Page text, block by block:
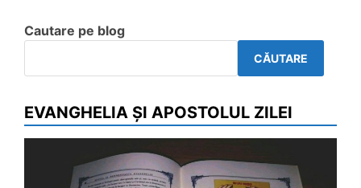
Cautare pe blog
CĂUTARE
EVANGHELIA ȘI APOSTOLUL ZILEI